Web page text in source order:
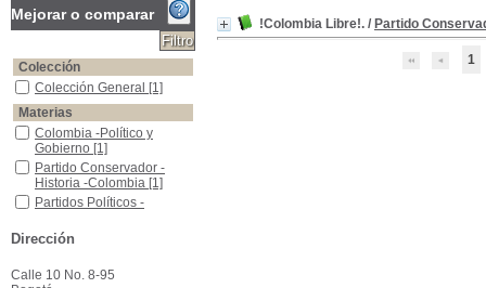
!Colombia Libre!. / Partido
1
Mejorar o comparar
Colección
Colección General
Colección General [1]
Materias
Colombia -Político y Gobierno
Colombia -Político y
Gobierno [1]
Partido Conservador -Historia -Colombia
Partido Conservador -
Historia -Colombia [1]
Partidos Políticos -Colombia
Partidos Políticos -
Dirección
Calle 10 No. 8-95